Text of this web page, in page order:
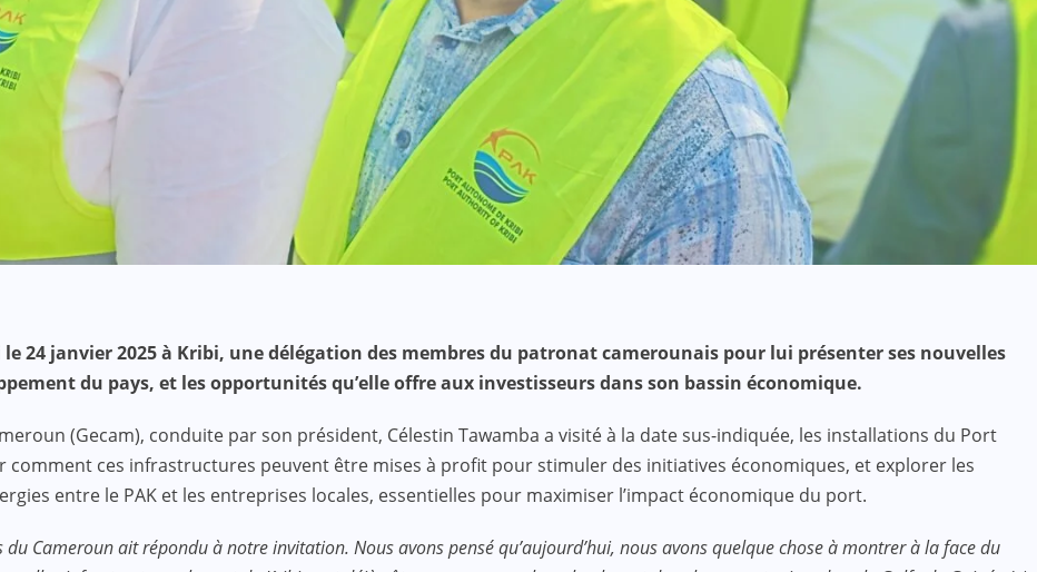
24 janvier 2025 à Kribi, une délégation des membres du patronat camerounais pour lui présenter ses nouvelles
du pays, et les opportunités qu’elle offre aux investisseurs dans son bassin économique.
(Gecam), conduite par son président, Célestin Tawamba a visité à la date sus-indiquée, les installations du Port
comment ces infrastructures peuvent être mises à profit pour stimuler des initiatives économiques, et explorer les
entre le PAK et les entreprises locales, essentielles pour maximiser l’impact économique du port.
Cameroun ait répondu à notre invitation. Nous avons pensé qu’aujourd’hui, nous avons quelque chose à montrer à la face du